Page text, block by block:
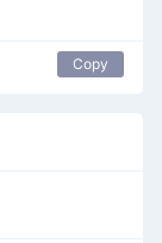
Copy